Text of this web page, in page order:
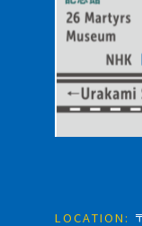
LOCATION: